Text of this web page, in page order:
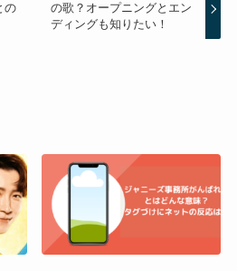
の
の歌？オープニングとエン
ディングも知りたい！